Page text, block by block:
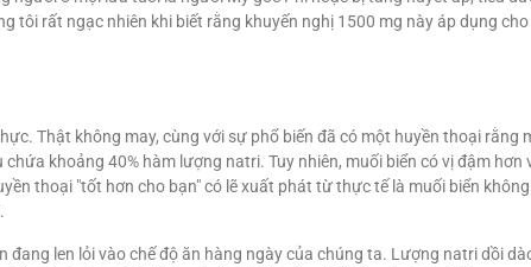
tôi rất ngạc nhiên khi biết rằng khuyến nghị 1500 mg này áp dụng
Thật không may, cùng với sự phổ biến đã có một huyền thoại rằng
khoảng 40% hàm lượng natri. Tuy nhiên, muối biển có vị đậm hơn
thoại "tốt hơn cho bạn" có lẽ xuất phát từ thực tế là muối biển
len lỏi vào chế độ ăn hàng ngày của chúng ta. Lượng natri dồi